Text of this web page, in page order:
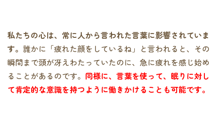
私たちの心は、常に人から言われた言葉に影響されていま
す。 誰かに「疲れた顔をしているね」と言われると、その
瞬間まで頭が冴えわたっていたのに、急に疲れを感じ始め
ることがあるのです。 同様に、言葉を使って、眠りに対し
て肯定的な意識を持つように働きかけることも可能です。